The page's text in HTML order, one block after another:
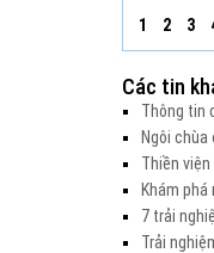
1 2 3
Các tin
Thông tin
Ngôi
Thiền
Khám
7 trải
Trải